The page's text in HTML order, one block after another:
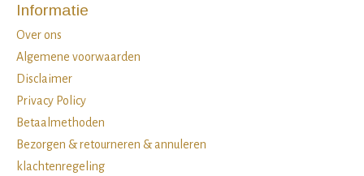
Informatie
Over ons
Algemene voorwaarden
Disclaimer
Privacy Policy
Betaalmethoden
Bezorgen & retourneren & annuleren
klachtenregeling